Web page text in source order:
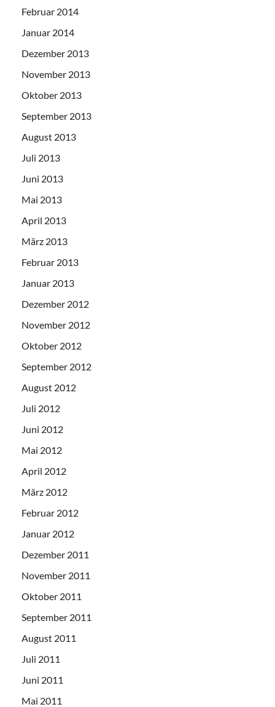
Februar 2014
Januar 2014
Dezember 2013
November 2013
Oktober 2013
September 2013
August 2013
Juli 2013
Juni 2013
Mai 2013
April 2013
März 2013
Februar 2013
Januar 2013
Dezember 2012
November 2012
Oktober 2012
September 2012
August 2012
Juli 2012
Juni 2012
Mai 2012
April 2012
März 2012
Februar 2012
Januar 2012
Dezember 2011
November 2011
Oktober 2011
September 2011
August 2011
Juli 2011
Juni 2011
Mai 2011